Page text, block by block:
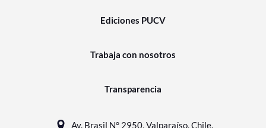
Ediciones PUCV
Trabaja con nosotros
Transparencia
Av. Brasil N° 2950, Valparaíso, Chile.